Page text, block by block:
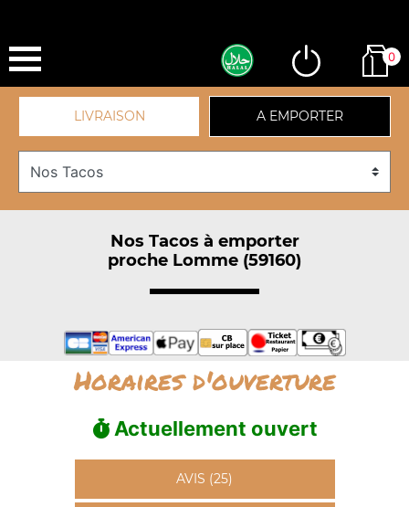
0
LIVRAISON A EMPORTER
Nos Tacos à emporter
proche Lomme (59160)
Horaires d'ouverture
Actuellement ouvert
AVIS (25)